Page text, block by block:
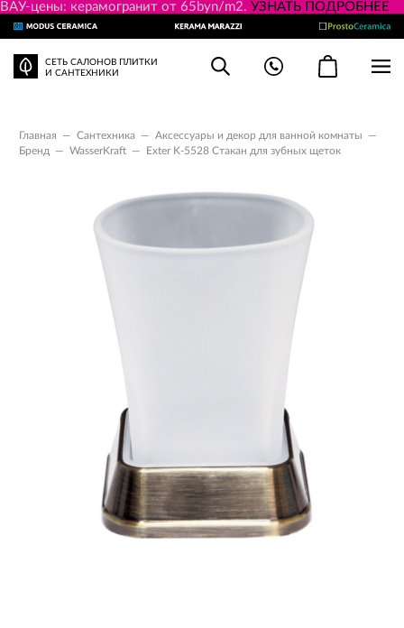
ВАУ-цены: керамогранит от 65byn/m2. УЗНАТЬ ПОДРОБНЕЕ
СЕТЬ САЛОНОВ ПЛИТКИ
И САНТЕХНИКИ
Главная — Сантехника — Аксессуары и декор для ванной комнаты
—
Бренд
— WasserKraft — Exter K-5528 Стакан для зубных щеток